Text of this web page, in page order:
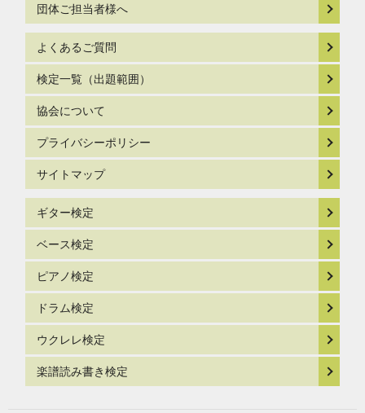
団体ご担当者様へ
よくあるご質問
検定一覧（出題範囲）
協会について
プライバシーポリシー
サイトマップ
ギター検定
ベース検定
ピアノ検定
ドラム検定
ウクレレ検定
楽譜読み書き検定